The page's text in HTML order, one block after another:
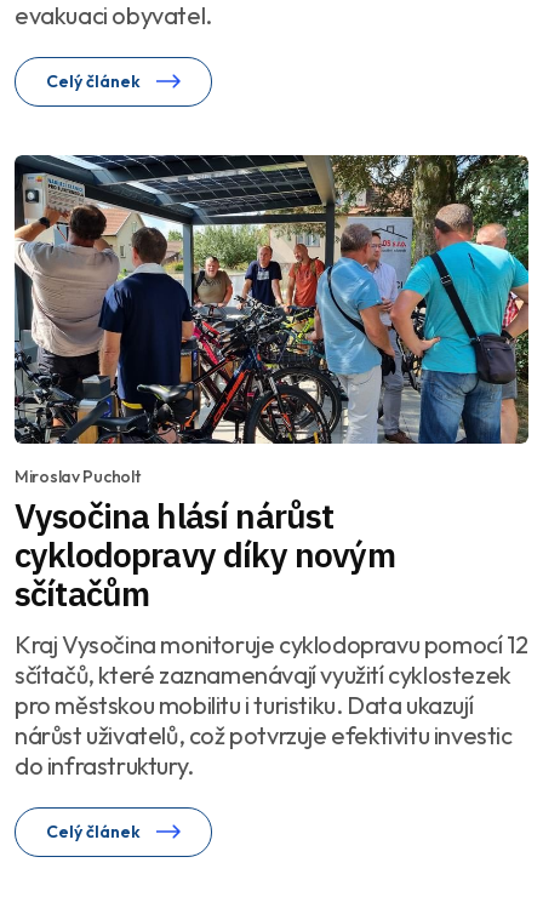
evakuaci obyvatel.
Celý článek
Miroslav Pucholt
Vysočina hlásí nárůst
cyklodopravy díky novým
sčítačům
Kraj Vysočina monitoruje cyklodopravu pomocí 12
sčítačů, které zaznamenávají využití cyklostezek
pro městskou mobilitu i turistiku. Data ukazují
nárůst uživatelů, což potvrzuje efektivitu investic
do infrastruktury.
Celý článek